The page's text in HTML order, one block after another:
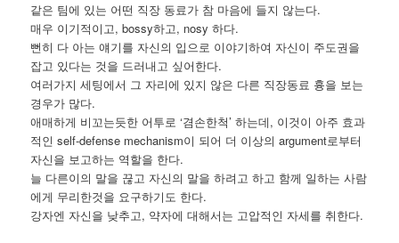
같은 팀에 있는 어떤 직장 동료가 참 마음에 들지 않는다.
매우 이기적이고, bossy하고, nosy 하다.
뻔히 다 아는 얘기를 자신의 입으로 이야기하여 자신이 주도권을
잡고 있다는 것을 드러내고 싶어한다.
여러가지 세팅에서 그 자리에 있지 않은 다른 직장동료 흉을 보는
경우가 많다.
애매하게 비꼬는듯한 어투로 ‘겸손한척’ 하는데, 이것이 아주 효과
적인 self-defense mechanism이 되어 더 이상의 argument로부터
자신을 보고하는 역할을 한다.
늘 다른이의 말을 끊고 자신의 말을 하려고 하고 함께 일하는 사람
에게 무리한것을 요구하기도 한다.
강자엔 자신을 낮추고, 약자에 대해서는 고압적인 자세를 취한다.